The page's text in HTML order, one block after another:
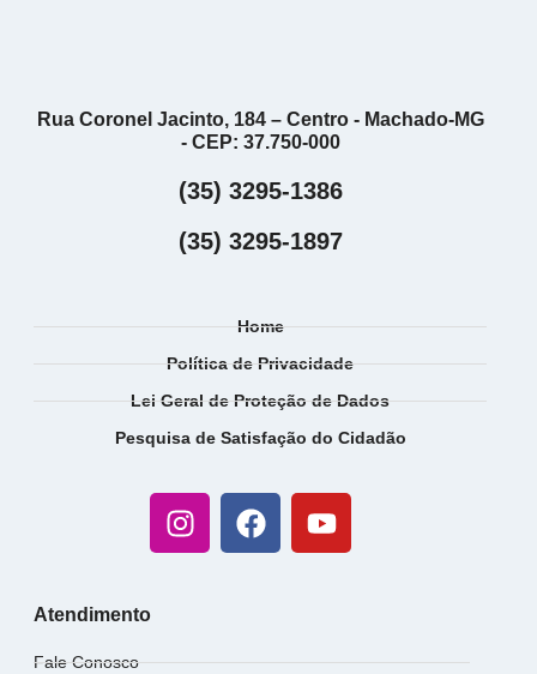
Rua Coronel Jacinto, 184 – Centro - Machado-MG
- CEP: 37.750-000
(35) 3295-1386
(35) 3295-1897
Home
Política de Privacidade
Lei Geral de Proteção de Dados
Pesquisa de Satisfação do Cidadão
Atendimento
Fale Conosco